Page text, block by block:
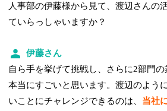
人事部の伊藤様から見て、渡辺さんの
ていらっしゃいますか？
伊藤さん
自ら手を挙げて挑戦し、さらに2部門
本当にすごいと思います。渡辺のよう
いことにチャレンジできるのは、 当社